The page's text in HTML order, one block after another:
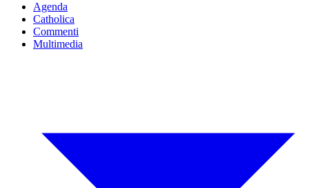
Agenda
Catholica
Commenti
Multimedia